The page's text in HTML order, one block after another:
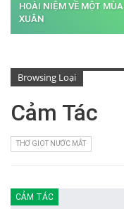
HOÀI NIỆM VỀ MỘT MÙA
XUÂN
Browsing Loại
Cảm Tác
THƠ GIỌT NƯỚC MẮT
CẢM TÁC